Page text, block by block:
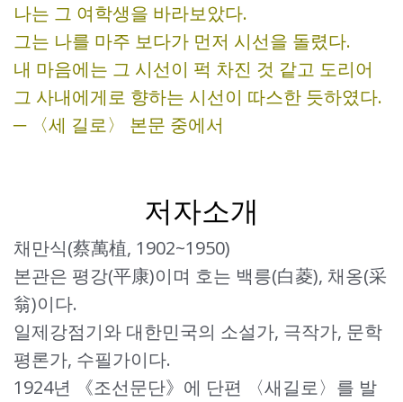
나는 그 여학생을 바라보았다.
그는 나를 마주 보다가 먼저 시선을 돌렸다.
내 마음에는 그 시선이 퍽 차진 것 같고 도리어
그 사내에게로 향하는 시선이 따스한 듯하였다.
─ 〈세 길로〉 본문 중에서
저자소개
채만식(蔡萬植, 1902~1950)
본관은 평강(平康)이며 호는 백릉(白菱), 채옹(采
翁)이다.
일제강점기와 대한민국의 소설가, 극작가, 문학
평론가, 수필가이다.
1924년 《조선문단》에 단편 〈새길로〉를 발